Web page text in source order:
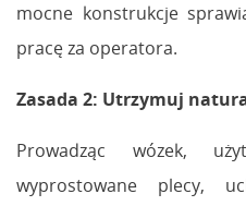
mocne konstrukcje
pracę za operatora.
Zasada 2: Utrzymuj
Prowadząc wózek,
wyprostowane plecy,